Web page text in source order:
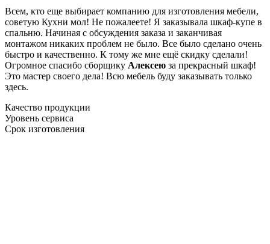
Всем, кто еще выбирает компанию для изготовления мебели,
советую Кухни мол! Не пожалеете! Я заказывала шкаф-купе в
спальню. Начиная с обсуждения заказа и заканчивая
монтажом никаких проблем не было. Все было сделано очень
быстро и качественно. К тому же мне ещё скидку сделали!
Огромное спасибо сборщику Алексею за прекрасный шкаф!
Это мастер своего дела! Всю мебель буду заказывать только
здесь.
Качество продукции
Уровень сервиса
Срок изготовления